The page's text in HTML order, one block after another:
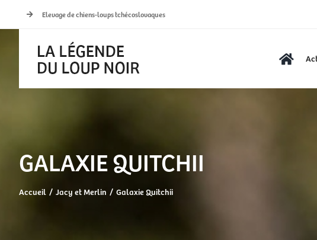
Elevage de chiens-loups tchécoslovaques
GALAXIE QUITCHII
Accueil Jacy et Merlin Galaxie Quitchii